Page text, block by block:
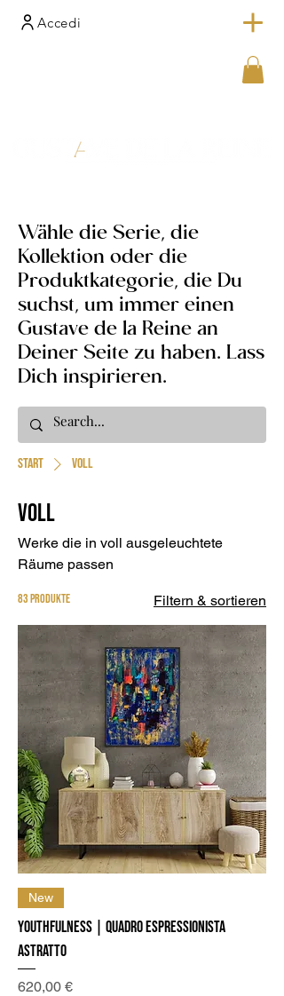
Accedi
Wähle die Serie, die
Kollektion oder die
Produktkategorie, die Du
suchst, um immer einen
Gustave de la Reine an
Deiner Seite zu haben. Lass
Dich inspirieren.
Start Voll
Voll
Werke die in voll ausgeleuchtete
Räume passen
83 Produkte Filtern & sortieren
New
Youthfulness | Quadro Espressionista
Astratto
Preis
620,00 €